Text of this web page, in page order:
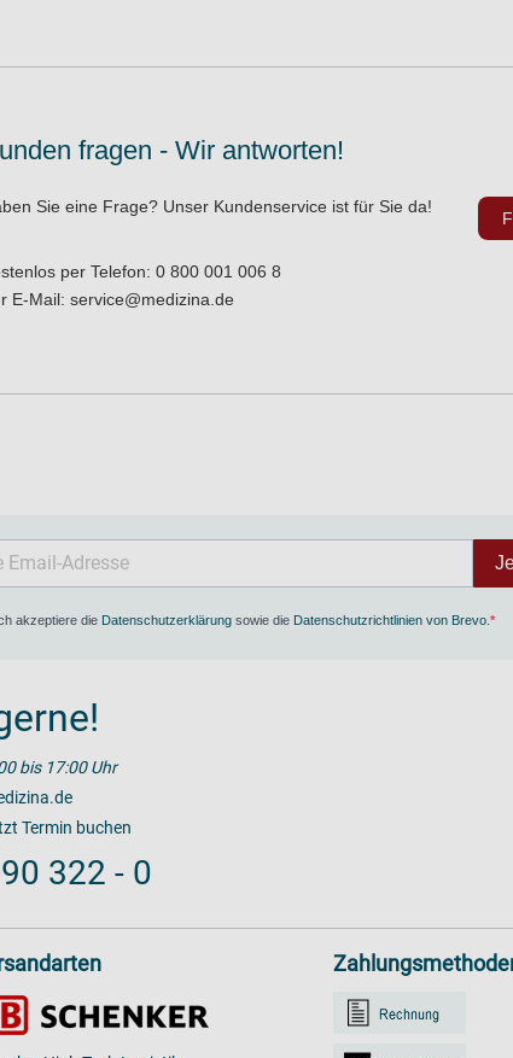
fragen - Wir antworten!
Sie eine Frage? Unser Kundenservice ist für Sie da!
per Telefon:0 800 001 006 8
E-Mail:service@medizina.de
akzeptiere die Datenschutzerklärung sowie die Datenschutzrichtlinien von Brevo
bis 17:00 Uhr
Termin buchen
322 - 0